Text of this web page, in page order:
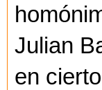
Julian
en